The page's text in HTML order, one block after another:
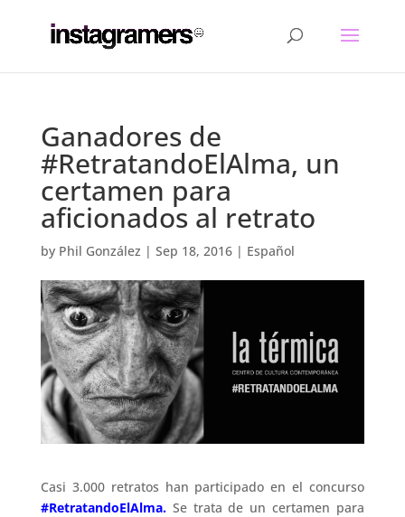
Ganadores de
#RetratandoElAlma, un
certamen para
aficionados al retrato
by Phil González | Sep 18, 2016| Español
Casi 3.000 retratos han participado en el concurso
#RetratandoElAlma.Se trata de un certamen para